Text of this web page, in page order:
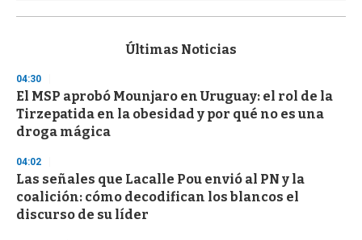
s
d
s
o
f
3
s
e
c
o
n
Últimas Noticias
04:30
El MSP aprobó Mounjaro en Uruguay: el rol de la
Tirzepatida en la obesidad y por qué no es una
droga mágica
04:02
Las señales que Lacalle Pou envió al PN y la
coalición: cómo decodifican los blancos el
discurso de su líder